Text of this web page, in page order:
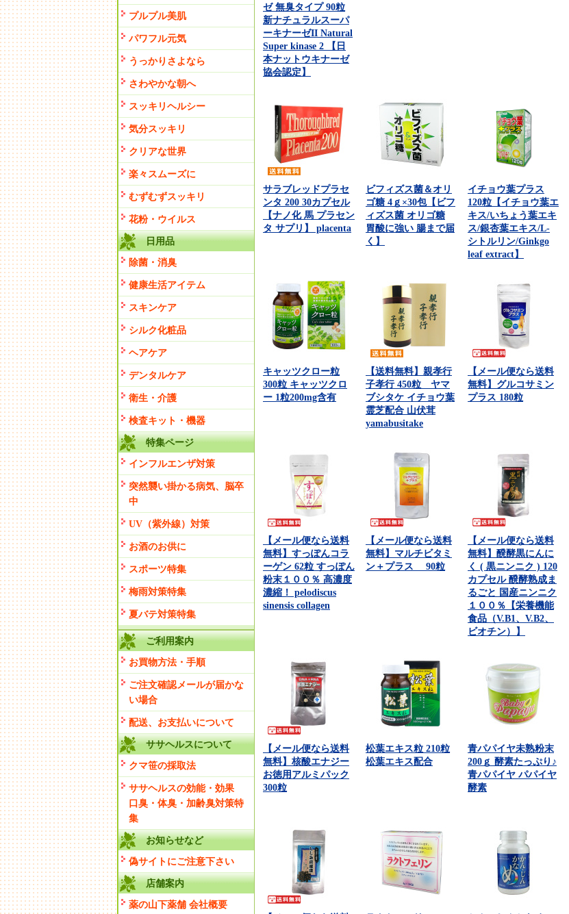
プルプル美肌
パワフル元気
うっかりさよなら
さわやかな朝へ
スッキリヘルシー
気分スッキリ
クリアな世界
楽々スムーズに
むずむずスッキリ
花粉・ウイルス
日用品
除菌・消臭
健康生活アイテム
スキンケア
シルク化粧品
ヘアケア
デンタルケア
衛生・介護
検査キット・機器
特集ページ
インフルエンザ対策
突然襲い掛かる病気、脳卒
中
UV（紫外線）対策
お酒のお供に
スポーツ特集
梅雨対策特集
夏バテ対策特集
ご利用案内
お買物方法・手順
ご注文確認メールが届かな
い場合
配送、お支払いについて
ササヘルスについて
クマ笹の採取法
ササヘルスの効能・効果
口臭・体臭・加齢臭対策特
集
お知らせなど
偽サイトにご注意下さい
店舗案内
薬の山下薬舗 会社概要
ゼ 無臭タイプ 90粒
新ナチュラルスーパ
ーキナーゼII Natural
Super kinase 2 【日
本ナットウキナーゼ
協会認定】
サラブレッドプラセ
ンタ 200 30カプセル
【ナノ化 馬 プラセン
タ サプリ】 placenta
ビフィズス菌＆オリ
ゴ糖 4ｇ×30包【ビフ
ィズス菌 オリゴ糖
胃酸に強い 腸まで届
く】
イチョウ葉プラス
120粒【イチョウ葉エ
キス/いちょう葉エキ
ス/銀杏葉エキス/L-
シトルリン/Ginkgo
leaf extract】
キャッツクロー粒
300粒 キャッツクロ
ー 1粒200mg含有
【送料無料】親孝行
子孝行 450粒 ヤマ
ブシタケ イチョウ葉
霊芝配合 山伏茸
yamabusitake
【メール便なら送料
無料】グルコサミン
プラス 180粒
【メール便なら送料
無料】すっぽんコラ
ーゲン 62粒 すっぽん
粉末１００％ 高濃度
濃縮！ pelodiscus
sinensis collagen
【メール便なら送料
無料】マルチビタミ
ン＋プラス 90粒
【メール便なら送料
無料】醗酵黒にんに
く ( 黒ニンニク ) 120
カプセル 醗酵熟成ま
るごと 国産ニンニク
１００％【栄養機能
食品（V.B1、V.B2、
ビオチン）】
【メール便なら送料
無料】核酸エナジー
お徳用アルミパック
300粒
松葉エキス粒 210粒
松葉エキス配合
青パパイヤ未熟粉末
200ｇ 酵素たっぷり♪
青パパイヤ パパイヤ
酵素